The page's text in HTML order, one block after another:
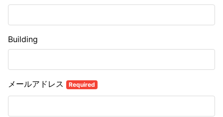
Building
メールアドレス Required